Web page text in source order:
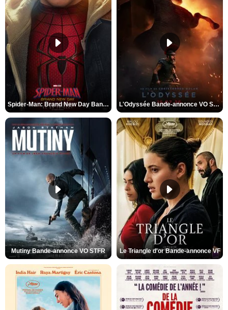
Spider-Man: Brand New Day Bande-annonce VO STFR L'Odyssée Bande-annonce VO STFR
Mutiny Bande-annonce VO STFR Le Triangle d'or Bande-annonce VF